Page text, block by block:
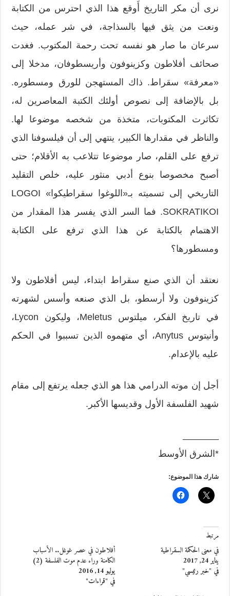
نرى أن مكر التاريخ أَوقع هذا الذي احترس من الكتابة
ونعت من يثق فيها بالسذاجة، في شر عمله، حيث
سرعان ما صار هو نفسه تحت رحمة المكتوب. فغدت
صحائف أفلاطون وكزينوفون وأريسطوفان، مدخلا إلى
«معرفة» سقراط. ذاك المستهجن للورق ومسطوره.
بل بالإضافة إلى نصوص أولئك الكتبة المعاصرين له،
تكاثرت المكتوبات، متخذة من شخصه موضوعا لها.
والناظر في مقدارها الكبير، ينتهي إلى أن فيلسوفنا الذي
ترفع على القلم، صار موضوعا تتلاعب به الأقلام؛ حتى
أصبح مخصوصا بنوع أدبي منثور عليه، خلص التقليد
التاريخي إلى تسميته بـ«اللوغوا سقراطيكوا» LOGOI
SOKRATIKOI. فما السر الذي يفسر هذا المقدار من
الاهتمام بالكتابة عن هذا الذي ترفع على الكتابة
ومسطورها؟
نعتقد أن الذي صنع سقراط ابتداء، ليس أفلاطون ولا
كزينوفون ولا أرسطو، بل الذي صنعه وأسس لشهرته
في تاريخ الفكر، ميلتوس Meletus، وليكون Lycon،
وأنيتوس Anytus، أي متهموه الذين تسببوا في الحكم
عليه بالإعدام.
أجل إن موته الدرامي هذا هو الذي جعله يرتفع إلى مقام
شهيد الفلسفة الأول وقديسها الأكبر.
*الشرق الأوسط
شارك هذا الموضوع:
مرتبط
في معنى الحكمة السقراطية
يناير 24, 2017
في "خبر رئيسي"
أفلاطون في عصر غوغل.. الأسباب
الكامنة وراء عدم موت الفلسفة (2)
يوليو 14, 2016
في "قراءات"